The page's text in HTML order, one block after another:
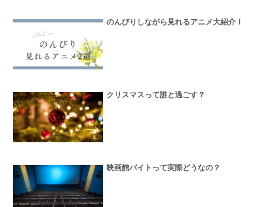
のんびりしながら見れるアニメ大紹介！
クリスマスって誰と過ごす？
映画館バイトって実際どうなの？